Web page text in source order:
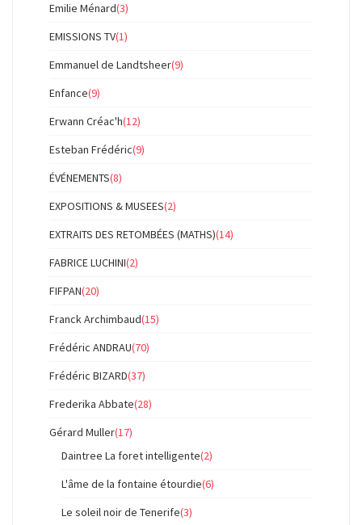
Emilie Ménard(3)
EMISSIONS TV(1)
Emmanuel de Landtsheer(9)
Enfance(9)
Erwann Créac'h(12)
Esteban Frédéric(9)
ÉVÉNEMENTS(8)
EXPOSITIONS & MUSEES(2)
EXTRAITS DES RETOMBÉES (MATHS)(14)
FABRICE LUCHINI(2)
FIFPAN(20)
Franck Archimbaud(15)
Frédéric ANDRAU(70)
Frédéric BIZARD(37)
Frederika Abbate(28)
Gérard Muller(17)
Daintree La foret intelligente(2)
L'âme de la fontaine étourdie(6)
Le soleil noir de Tenerife(3)